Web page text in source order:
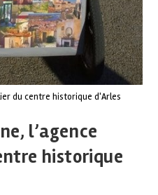
du centre historique d'Arles
l’agence
historique